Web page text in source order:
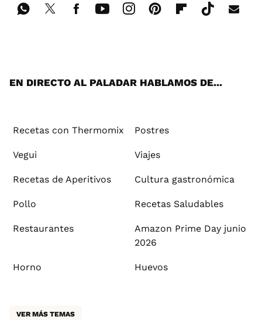
EN DIRECTO AL PALADAR HABLAMOS DE...
Recetas con Thermomix Postres
Vegui Viajes
Recetas de Aperitivos Cultura gastronómica
Pollo Recetas Saludables
Restaurantes
Amazon Prime Day junio
2026
Horno Huevos
VER MÁS TEMAS